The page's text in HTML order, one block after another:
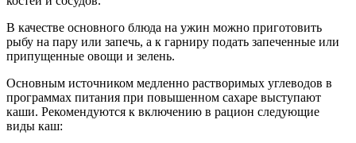
В качестве основного блюда на ужин можно приготовить
рыбу на пару или запечь, а к гарниру подать запеченные или
припущенные овощи и зелень.
Основным источником медленно растворимых углеводов в
программах питания при повышенном сахаре выступают
каши. Рекомендуются к включению в рацион следующие
виды каш: